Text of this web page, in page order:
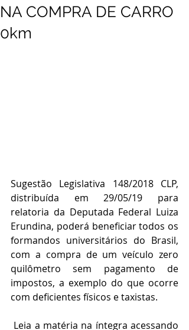
NA COMPRA DE CARRO
0km
Sugestão Legislativa 148/2018 CLP,
distribuída em 29/05/19 para
relatoria da Deputada Federal Luiza
Erundina, poderá beneficiar todos os
formandos universitários do Brasil,
com a compra de um veículo zero
quilômetro sem pagamento de
impostos, a exemplo do que ocorre
com deficientes físicos e taxistas.